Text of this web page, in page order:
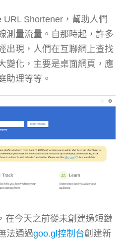
URL Shortener，幫助人們
測量流量。自那時起，許多
出現，人們在互聯網上查找
變化，主要是桌面網頁，應
助理等等。
在今天之前從未創建過短鏈
法通過goo.gl控制台創建新